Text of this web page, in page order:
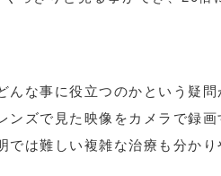
な事に役立つのかという疑問
ズで見た映像をカメラで録
は難しい複雑な治療も分かり